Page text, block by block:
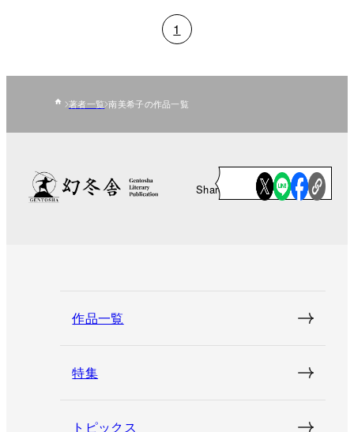
1
著者一覧 南美希子の作品一覧
Share
作品一覧
特集
トピックス